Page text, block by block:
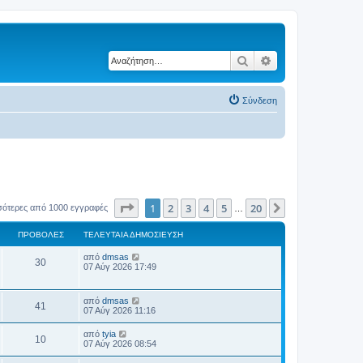
Αναζήτηση
Σύνδεση
από 1000 εγγραφές Σελίδα1 από 20
1 2 3 4 5 20
ΠΡΟΒΟΛΈΣ ΤΕΛΕΥΤΑΊΑ ΔΗΜΟΣΊΕΥΣΗ
30Π
β
Τ
ε
τ
α
ί
α
δ
από dmsas
07 Αύγ 2026 17:49
41
ρ
Τ
ε
υ
τ
α
από dmsas
07 Αύγ 2026 11:16
10Π
ρ
Τ
ε
από tyia
07 Αύγ 2026 08:54